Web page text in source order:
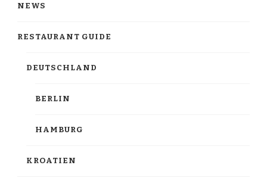
NEWS
RESTAURANT GUIDE
DEUTSCHLAND
BERLIN
HAMBURG
KROATIEN